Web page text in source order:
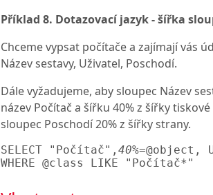
Příklad 8. Dotazovací jazyk - šířka
Chceme vypsat počítače a zajímají vás
Název sestavy, Uživatel, Poschodí.
Dále vyžadujeme, aby sloupec Název
název Počítač a šířku 40% z šířky
sloupec Poschodí 20% z šířky strany.
SELECT "Počítač", 40%
WHERE @class LIKE "Počítač*"